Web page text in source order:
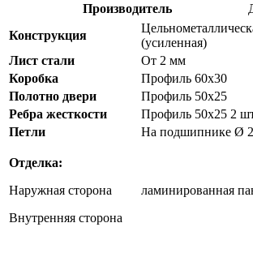
Производитель
Конструкция
(усиленная)
Лист стали
От 2 мм
Коробка
Профиль 60х30
Полотно двери
Профиль 50х25
Ребра жесткости
Профиль 50х25 2
Петли
На подшипнике Ø
Отделка:
Наружная сторона
Внутренняя сторона
ламинированная